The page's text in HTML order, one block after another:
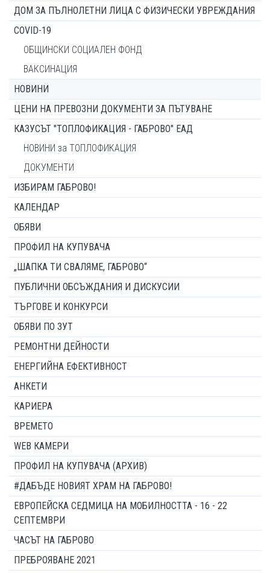
ДОМ ЗА ПЪЛНОЛЕТНИ ЛИЦА С ФИЗИЧЕСКИ УВРЕЖДАНИЯ
COVID-19
ОБЩИНСКИ СОЦИАЛЕН ФОНД
ВАКСИНАЦИЯ
НОВИНИ
ЦЕНИ НА ПРЕВОЗНИ ДОКУМЕНТИ ЗА ПЪТУВАНЕ
КАЗУСЪТ "ТОПЛОФИКАЦИЯ - ГАБРОВО" ЕАД
НОВИНИ за ТОПЛОФИКАЦИЯ
ДОКУМЕНТИ
ИЗБИРАМ ГАБРОВО!
КАЛЕНДАР
ОБЯВИ
ПРОФИЛ НА КУПУВАЧА
„ШАПКА ТИ СВАЛЯМЕ, ГАБРОВО“
ПУБЛИЧНИ ОБСЪЖДАНИЯ И ДИСКУСИИ
ТЪРГОВЕ И КОНКУРСИ
ОБЯВИ ПО ЗУТ
РЕМОНТНИ ДЕЙНОСТИ
ЕНЕРГИЙНА ЕФЕКТИВНОСТ
АНКЕТИ
КАРИЕРА
ВРЕМЕТО
WEB КАМЕРИ
ПРОФИЛ НА КУПУВАЧА (АРХИВ)
#ДАБЪДЕ НОВИЯТ ХРАМ НА ГАБРОВО!
ЕВРОПЕЙСКА СЕДМИЦА НА МОБИЛНОСТТА - 16 - 22
СЕПТЕМВРИ
ЧАСЪТ НА ГАБРОВО
ПРЕБРОЯВАНЕ 2021